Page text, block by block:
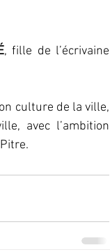
, fille de l’écrivaine
culture de la ville,
avec l’ambition